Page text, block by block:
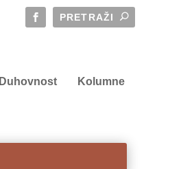
Duhovnost Kolumne